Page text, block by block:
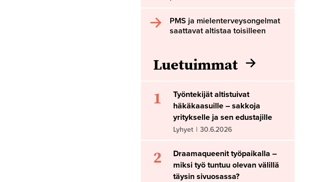
PMS ja mielenterveysongelmat
saattavat altistaa toisilleen
Luetuimmat
1
Työntekijät altistuivat
häkäkaasuille – sakkoja
yritykselle ja sen edustajille
Lyhyet | 30.6.2026
2
Draamaqueenit työpaikalla –
miksi työ tuntuu olevan välillä
täysin sivuosassa?